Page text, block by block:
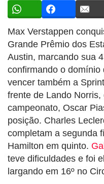
Max Verstappen
Grande Prêmio dos
Austin, marcando sua
confirmando o
vencer também a
frente de Lando
campeonato, Oscar
posição. Charles
completam a segunda
Hamilton em quinto.
teve dificuldades e foi
largando em 16º no